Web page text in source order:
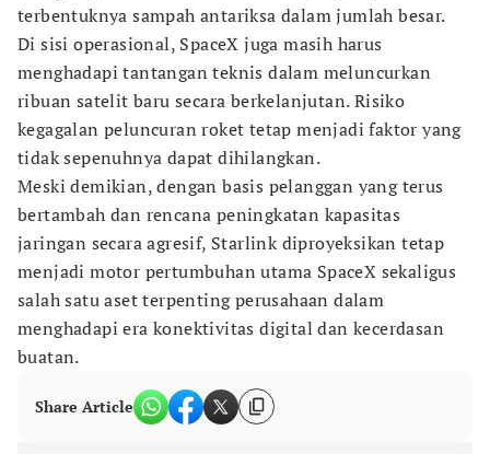
terbentuknya sampah antariksa dalam jumlah besar.
Di sisi operasional, SpaceX juga masih harus
menghadapi tantangan teknis dalam meluncurkan
ribuan satelit baru secara berkelanjutan. Risiko
kegagalan peluncuran roket tetap menjadi faktor yang
tidak sepenuhnya dapat dihilangkan.
Meski demikian, dengan basis pelanggan yang terus
bertambah dan rencana peningkatan kapasitas
jaringan secara agresif, Starlink diproyeksikan tetap
menjadi motor pertumbuhan utama SpaceX sekaligus
salah satu aset terpenting perusahaan dalam
menghadapi era konektivitas digital dan kecerdasan
buatan.
Share Article